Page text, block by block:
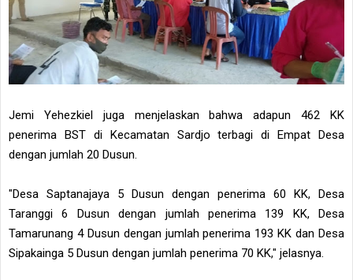
Jemi Yehezkiel juga menjelaskan bahwa adapun 462 KK
penerima BST di Kecamatan Sardjo terbagi di Empat Desa
dengan jumlah 20 Dusun.
"Desa Saptanajaya 5 Dusun dengan penerima 60 KK, Desa
Taranggi 6 Dusun dengan jumlah penerima 139 KK, Desa
Tamarunang 4 Dusun dengan jumlah penerima 193 KK dan Desa
Sipakainga 5 Dusun dengan jumlah penerima 70 KK," jelasnya.